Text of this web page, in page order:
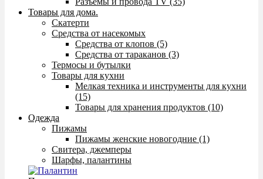
Товары для дома.
Скатерти
Средства от насекомых
Средства от клопов (5)
Средства от тараканов (3)
Термосы и бутылки
Товары для кухни
Мелкая техника и инструменты для кухни
(15)
Товары для хранения продуктов (10)
Одежда
Пижамы
Пижамы женские новогодние (1)
Свитера, джемперы
Шарфы, палантины